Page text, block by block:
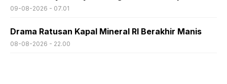
09-08-2026 - 07.01
Drama Ratusan Kapal Mineral RI Berakhir Manis
08-08-2026 - 22.00